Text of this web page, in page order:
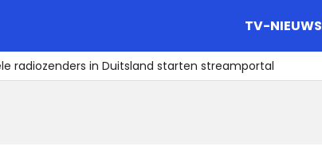
TV-NIEUWS
radiozenders in Duitsland starten streamportal